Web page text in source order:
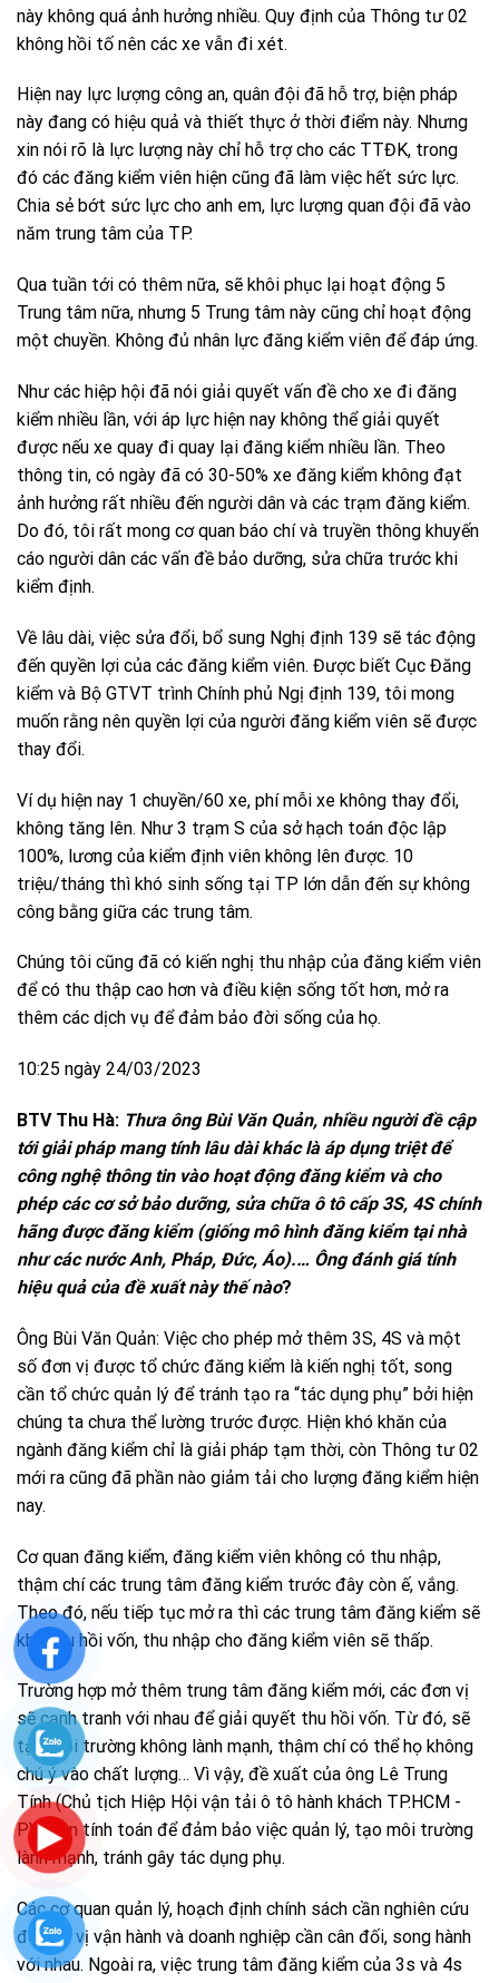
này không quá ảnh hưởng nhiều. Quy định của Thông tư 02
không hồi tố nên các xe vẫn đi xét.
Hiện nay lực lượng công an, quân đội đã hỗ trợ, biện pháp
này đang có hiệu quả và thiết thực ở thời điểm này. Nhưng
xin nói rõ là lực lượng này chỉ hỗ trợ cho các TTĐK, trong
đó các đăng kiểm viên hiện cũng đã làm việc hết sức lực.
Chia sẻ bớt sức lực cho anh em, lực lượng quan đội đã vào
năm trung tâm của TP.
Qua tuần tới có thêm nữa, sẽ khôi phục lại hoạt động 5
Trung tâm nữa, nhưng 5 Trung tâm này cũng chỉ hoạt động
một chuyền. Không đủ nhân lực đăng kiểm viên để đáp ứng.
Như các hiệp hội đã nói giải quyết vấn đề cho xe đi đăng
kiểm nhiều lần, với áp lực hiện nay không thể giải quyết
được nếu xe quay đi quay lại đăng kiểm nhiều lần. Theo
thông tin, có ngày đã có 30-50% xe đăng kiểm không đạt
ảnh hưởng rất nhiều đến người dân và các trạm đăng kiểm.
Do đó, tôi rất mong cơ quan báo chí và truyền thông khuyến
cáo người dân các vấn đề bảo dưỡng, sửa chữa trước khi
kiểm định.
Về lâu dài, việc sửa đổi, bổ sung Nghị định 139 sẽ tác động
đến quyền lợi của các đăng kiểm viên. Được biết Cục Đăng
kiểm và Bộ GTVT trình Chính phủ Ngị định 139, tôi mong
muốn rằng nên quyền lợi của người đăng kiểm viên sẽ được
thay đổi.
Ví dụ hiện nay 1 chuyền/60 xe, phí mỗi xe không thay đổi,
không tăng lên. Như 3 trạm S của sở hạch toán độc lập
100%, lương của kiểm định viên không lên được. 10
triệu/tháng thì khó sinh sống tại TP lớn dẫn đến sự không
công bằng giữa các trung tâm.
Chúng tôi cũng đã có kiến nghị thu nhập của đăng kiểm viên
để có thu thập cao hơn và điều kiện sống tốt hơn, mở ra
thêm các dịch vụ để đảm bảo đời sống của họ.
10:25 ngày 24/03/2023
BTV Thu Hà: Thưa ông Bùi Văn Quản, nhiều người đề cập
tới giải pháp mang tính lâu dài khác là áp dụng triệt để
công nghệ thông tin vào hoạt động đăng kiểm và cho
phép các cơ sở bảo dưỡng, sửa chữa ô tô cấp 3S, 4S chính
hãng được đăng kiểm (giống mô hình đăng kiểm tại nhà
như các nước Anh, Pháp, Đức, Áo).… Ông đánh giá tính
hiệu quả của đề xuất này thế nào?
Ông Bùi Văn Quản: Việc cho phép mở thêm 3S, 4S và một
số đơn vị được tổ chức đăng kiểm là kiến nghị tốt, song
cần tổ chức quản lý để tránh tạo ra “tác dụng phụ” bởi hiện
chúng ta chưa thể lường trước được. Hiện khó khăn của
ngành đăng kiểm chỉ là giải pháp tạm thời, còn Thông tư 02
mới ra cũng đã phần nào giảm tải cho lượng đăng kiểm hiện
nay.
Cơ quan đăng kiểm, đăng kiểm viên không có thu nhập,
thậm chí các trung tâm đăng kiểm trước đây còn ế, vắng.
Theo đó, nếu tiếp tục mở ra thì các trung tâm đăng kiểm sẽ
khó thu hồi vốn, thu nhập cho đăng kiểm viên sẽ thấp.
Trường hợp mở thêm trung tâm đăng kiểm mới, các đơn vị
sẽ cạnh tranh với nhau để giải quyết thu hồi vốn. Từ đó, sẽ
tạo môi trường không lành mạnh, thậm chí có thể họ không
chú ý vào chất lượng… Vì vậy, đề xuất của ông Lê Trung
Tính (Chủ tịch Hiệp Hội vận tải ô tô hành khách TP.HCM -
PV) cần tính toán để đảm bảo việc quản lý, tạo môi trường
lành mạnh, tránh gây tác dụng phụ.
Các cơ quan quản lý, hoạch định chính sách cần nghiên cứu
để đơn vị vận hành và doanh nghiệp cần cân đối, song hành
với nhau. Ngoài ra, việc trung tâm đăng kiểm của 3s và 4s